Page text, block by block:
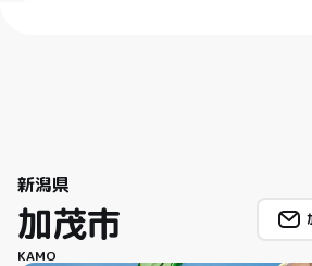
新潟県
加茂市
KAMO